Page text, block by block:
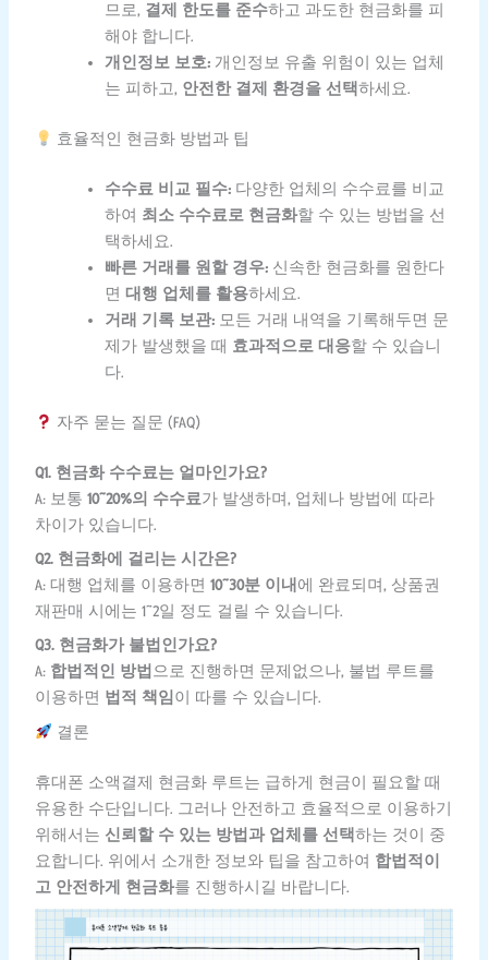
므로, 결제 한도를 준수하고 과도한 현금화를 피
해야 합니다.
개인정보 보호:개인정보 유출 위험이 있는 업체
는 피하고, 안전한 결제 환경을 선택하세요.
효율적인 현금화 방법과 팁
수수료 비교 필수:다양한 업체의 수수료를 비교
하여 최소 수수료로 현금화할 수 있는 방법을 선
택하세요.
빠른 거래를 원할 경우:신속한 현금화를 원한다
면 대행 업체를 활용하세요.
거래 기록 보관:모든 거래 내역을 기록해두면 문
제가 발생했을 때 효과적으로 대응할 수 있습니
다.
자주 묻는 질문 (FAQ)
Q1. 현금화 수수료는 얼마인가요?
A: 보통 10~20%의 수수료가 발생하며, 업체나 방법에 따라
차이가 있습니다.
Q2. 현금화에 걸리는 시간은?
A: 대행 업체를 이용하면 10~30분 이내 에 완료되며, 상품권
재판매 시에는 1~2일 정도 걸릴 수 있습니다.
Q3. 현금화가 불법인가요?
A: 합법적인 방법 으로 진행하면 문제없으나, 불법 루트를
이용하면 법적 책임 이 따를 수 있습니다.
결론
휴대폰 소액결제 현금화 루트는 급하게 현금이 필요할 때
유용한 수단입니다. 그러나 안전하고 효율적으로 이용하기
위해서는 신뢰할 수 있는 방법과 업체를 선택하는 것이 중
요합니다. 위에서 소개한 정보와 팁을 참고하여 합법적이
고 안전하게 현금화를 진행하시길 바랍니다.